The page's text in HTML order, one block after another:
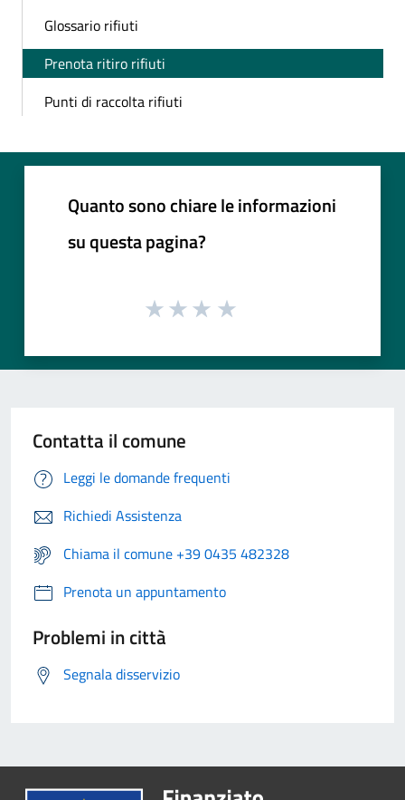
Glossario rifiuti
Prenota ritiro rifiuti
Punti di raccolta rifiuti
Quanto sono chiare le informazioni
su questa pagina?
Contatta il comune
Leggi le domande frequenti
Richiedi Assistenza
Chiama il comune +39 0435 482328
Prenota un appuntamento
Problemi in città
Segnala disservizio